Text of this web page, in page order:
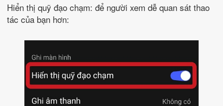
Hiển thị quỹ đạo chạm: để người xem dễ quan sát thao
tác của bạn hơn: